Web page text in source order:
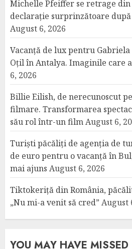
Michelle Pfeiffer se retrage
declarație surprinzătoare
August 6, 2026
Vacanță de lux pentru
Oțil în Antalya. Imaginile care
6, 2026
Billie Eilish, de nerecunoscut
filmare. Transformarea
său rol într-un filmAugust 6,
Turiști păcăliți de agenția de
de euro pentru o vacanță în
mai ajuns August 6, 2026
Tiktokeriță din România,
„Nu mi-a venit să cred” August
YOU MAY HAVE MISSED